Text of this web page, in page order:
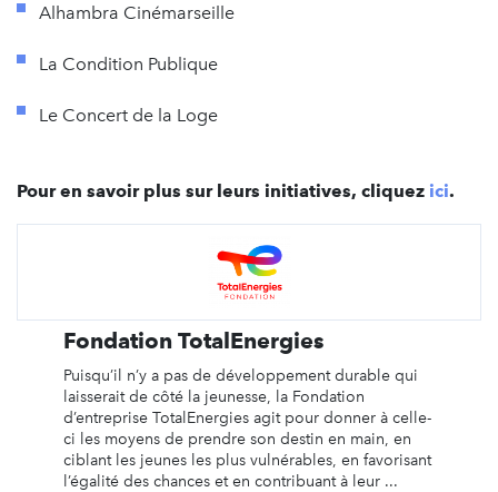
Alhambra Cinémarseille
La Condition Publique
Le Concert de la Loge
Pour en savoir plus sur leurs initiatives, cliquez ici.
Fondation TotalEnergies
Puisqu’il n’y a pas de développement durable qui
laisserait de côté la jeunesse, la Fondation
d’entreprise TotalEnergies agit pour donner à celle-
ci les moyens de prendre son destin en main, en
ciblant les jeunes les plus vulnérables, en favorisant
l’égalité des chances et en contribuant à leur ...